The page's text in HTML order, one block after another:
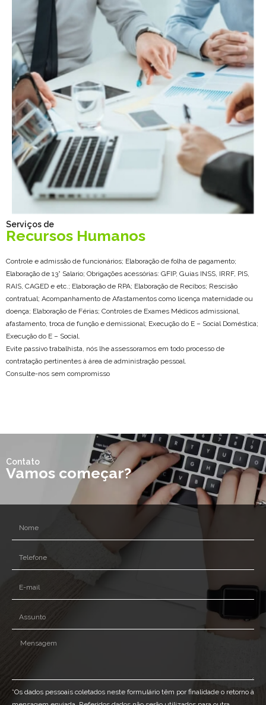
Serviços de
Recursos Humanos
Controle e admissão de funcionários; Elaboração de folha de pagamento;
Elaboração de 13° Salario; Obrigações acessórias: GFIP, Guias INSS, IRRF, PIS,
RAIS, CAGED e etc.; Elaboração de RPA; Elaboração de Recibos; Rescisão
contratual; Acompanhamento de Afastamentos como licença maternidade ou
doença; Elaboração de Férias; Controles de Exames Médicos admissional,
afastamento, troca de função e demissional; Execução do E – Social Doméstica;
Execução do E – Social.
Evite passivo trabalhista, nós lhe assessoramos em todo processo de
contratação pertinentes à área de administração pessoal.
Consulte-nos sem compromisso
Contato
Vamos começar?
*Os dados pessoais coletados neste formulário têm por finalidade o retorno à